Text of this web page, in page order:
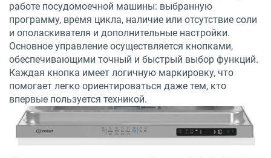
работе посудомоечной машины: выбранную
программу, время цикла, наличие или отсутствие соли
и ополаскивателя и дополнительные настройки.
Основное управление осуществляется кнопками,
обеспечивающими точный и быстрый выбор функций.
Каждая кнопка имеет логичную маркировку, что
помогает легко ориентироваться даже тем, кто
впервые пользуется техникой.